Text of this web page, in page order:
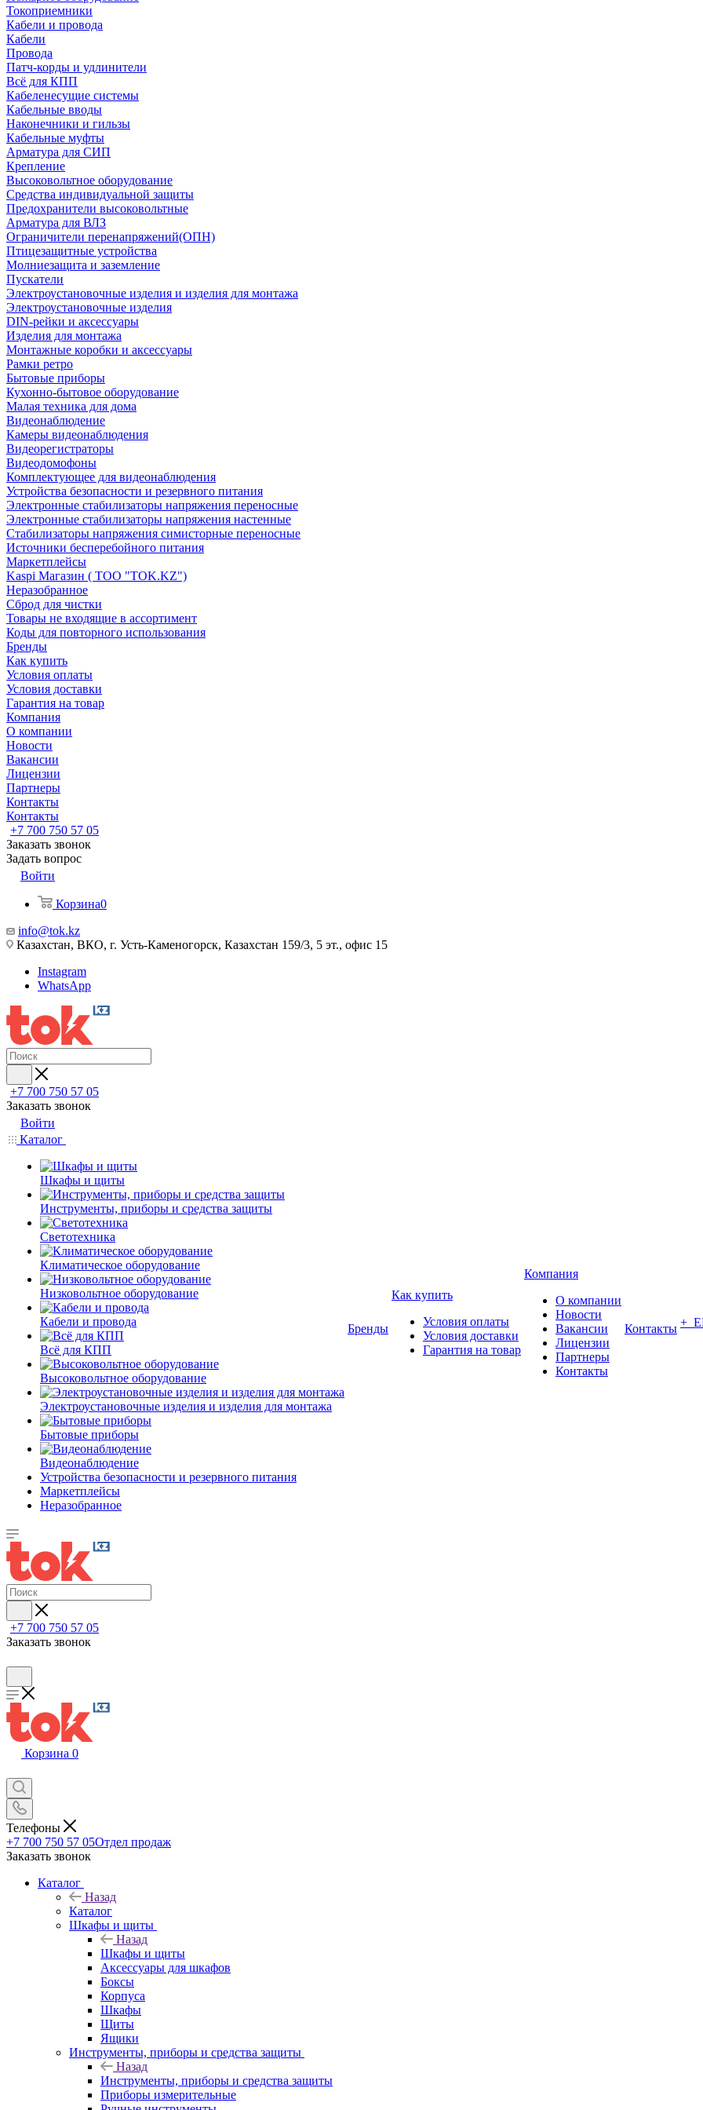
Токоприемники
Кабели и провода
Кабели
Провода
Патч-корды и удлинители
Всё для КПП
Кабеленесущие системы
Кабельные вводы
Наконечники и гильзы
Кабельные муфты
Арматура для СИП
Крепление
Высоковольтное оборудование
Средства индивидуальной защиты
Предохранители высоковольтные
Арматура для ВЛЗ
Ограничители перенапряжений(ОПН)
Птицезащитные устройства
Молниезащита и заземление
Пускатели
Электроустановочные изделия и изделия для монтажа
Электроустановочные изделия
DIN-рейки и аксессуары
Изделия для монтажа
Монтажные коробки и аксессуары
Рамки ретро
Бытовые приборы
Кухонно-бытовое оборудование
Малая техника для дома
Видеонаблюдение
Камеры видеонаблюдения
Видеорегистраторы
Видеодомофоны
Комплектующее для видеонаблюдения
Устройства безопасности и резервного питания
Электронные стабилизаторы напряжения переносные
Электронные стабилизаторы напряжения настенные
Стабилизаторы напряжения симисторные переносные
Источники бесперебойного питания
Маркетплейсы
Kaspi Магазин ( ТОО "TOK.KZ")
Неразобранное
Сброд для чистки
Товары не входящие в ассортимент
Коды для повторного использования
Бренды
Как купить
Условия оплаты
Условия доставки
Гарантия на товар
Компания
О компании
Новости
Вакансии
Лицензии
Партнеры
Контакты
Контакты
+7 700 750 57 05
Заказать звонок
Задать вопрос
Войти
Корзина0
info@tok.kz
Казахстан, ВКО, г. Усть-Каменогорск, Казахстан 159/3, 5 эт., офис 15
Instagram
WhatsApp
+7 700 750 57 05
Заказать звонок
Войти
Каталог
Шкафы и щиты
Инструменты, приборы и средства защиты
Светотехника
Климатическое оборудование
Низковольтное оборудование
Кабели и провода
Всё для КПП
Высоковольтное оборудование
Электроустановочные изделия и изделия для монтажа
Бытовые приборы
Видеонаблюдение
Устройства безопасности и резервного питания
Маркетплейсы
Неразобранное
Бренды
Как купить
Условия оплаты
Условия доставки
Гарантия на товар
Компания
О компании
Новости
Вакансии
Лицензии
Партнеры
Контакты
Контакты +
+7 700 750 57 05
Заказать звонок
Корзина 0
Телефоны
+7 700 750 57 05Отдел продаж
Заказать звонок
Каталог
Назад
Каталог
Шкафы и щиты
Назад
Шкафы и щиты
Аксессуары для шкафов
Боксы
Корпуса
Шкафы
Щиты
Ящики
Инструменты, приборы и средства защиты
Назад
Инструменты, приборы и средства защиты
Приборы измерительные